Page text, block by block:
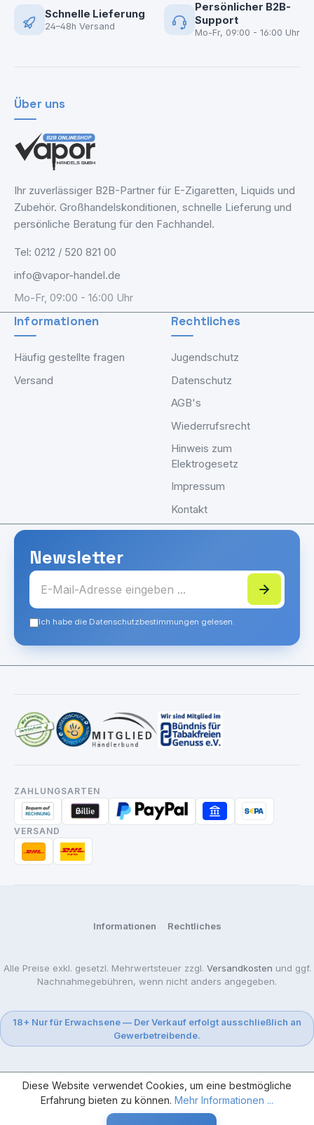
Schnelle Lieferung
24–48h Versand
Persönlicher B2B-
Support
Mo-Fr, 09:00 - 16:00 Uhr
Über uns
Ihr zuverlässiger B2B-Partner für E-Zigaretten, Liquids und
Zubehör. Großhandelskonditionen, schnelle Lieferung und
persönliche Beratung für den Fachhandel.
Tel: 0212 / 520 821 00
info@vapor-handel.de
Mo-Fr, 09:00 - 16:00 Uhr
Informationen
Häufig gestellte fragen
Versand
Rechtliches
Jugendschutz
Datenschutz
AGB's
Wiederrufsrecht
Hinweis zum
Elektrogesetz
Impressum
Kontakt
Newsletter
Ich habe die Datenschutzbestimmungen gelesen.
ZAHLUNGSARTEN
VERSAND
Informationen Rechtliches
Alle Preise exkl. gesetzl. Mehrwertsteuer zzgl. Versandkosten und ggf.
Nachnahmegebühren, wenn nicht anders angegeben.
18+ Nur für Erwachsene — Der Verkauf erfolgt ausschließlich an
Gewerbetreibende.
Diese Website verwendet Cookies, um eine bestmögliche
Erfahrung bieten zu können. Mehr Informationen ...